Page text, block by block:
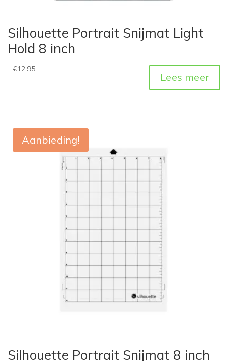
Silhouette Portrait Snijmat Light
Hold 8 inch
€12,95
Lees meer
Aanbieding!
Silhouette Portrait Snijmat 8 inch